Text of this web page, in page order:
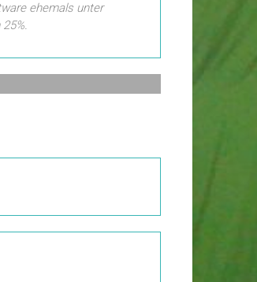
ehemals unter